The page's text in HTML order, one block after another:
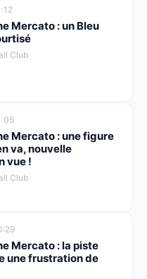
Mercato : un Bleu
Club
Mercato : une figure
va, nouvelle
vue !
Club
Mercato : la piste
une frustration de